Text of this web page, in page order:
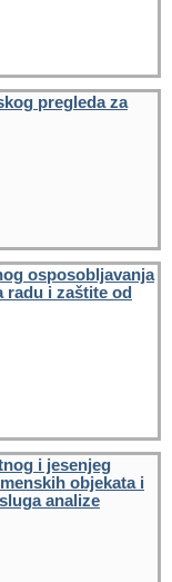
pregleda za
osposobljavanja
radu i zaštite od
i jesenjeg
objekata i
analize